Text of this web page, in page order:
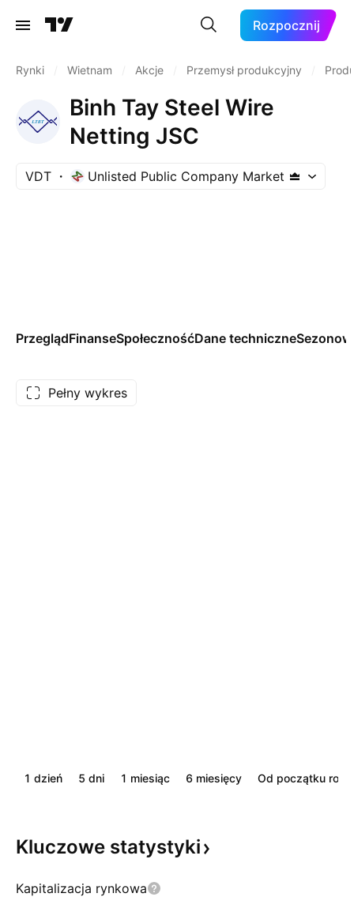
Rozpocznij
Rynki Wietnam Akcje Przemysł produkcyjny
Binh Tay Steel Wire
Netting JSC
VDT Unlisted Public Company Market
PrzeglądFinanseSpołecznośćDane techniczne
Pełny wykres
1 dzień 5 dni 1 miesiąc 6 miesięcy Od początku roku
Kluczowe statystyki
Kapitalizacja rynkowa